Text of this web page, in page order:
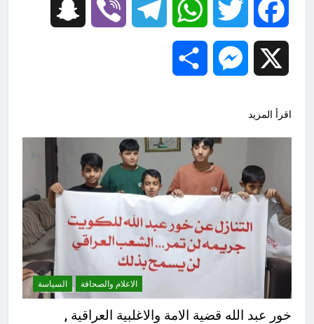
Facebook
Twitter
WhatsApp
Telegram
Viber
Messenger
اقرأ المزيد
الاعلام والصحافة السياسة
خور عبد الله قضية الامة والاغلبية العراقية ,